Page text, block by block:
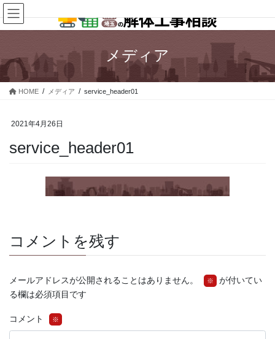
コ
ン
テ
ツ
へ
ス
ナ
ビ
ゲ
シ
ョ
ン
メディア
HOME メディア service_header01
2021年4月26日
service_header01
コメントを残す
メールアドレスが公開されることはありません。 ※
が付いてい
る欄は必須項目です
コメント ※